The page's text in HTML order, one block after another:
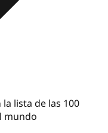
lista de las 100
mundo